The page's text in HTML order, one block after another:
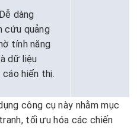
dàng
cứu quảng
tính năng
dữ liệu
cáo hiển thị.
công cụ này nhằm mục
tối ưu hóa các chiến